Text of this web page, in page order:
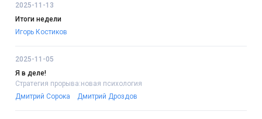
2025-11-13
Итоги недели
Игорь Костиков
2025-11-05
Я в деле!
Стратегия прорыва:новая психология
Дмитрий Сорока
Дмитрий Дроздов